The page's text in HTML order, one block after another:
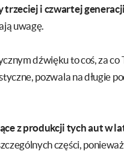
trzeciej i czwartej
uwagę.
dźwięku to coś, za co
pozwala na długie
z produkcji tych aut w
części,